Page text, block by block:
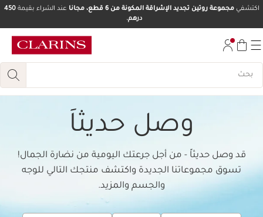
انتقل إلى أسفل الصفحة
اكتشفيمجموعة روتين تجديد الإشراقة المكونة من 6 قطع، مجانا عند الشراء بقيمة450
درهم.
وصل حديثاَ
قد وصل حديثاً - من أجل جرعتك اليومية من نضارة الجمال!
تسوق مجموعاتنا الجديدة واكتشف منتجك التالي للوجه
والجسم والمزيد.